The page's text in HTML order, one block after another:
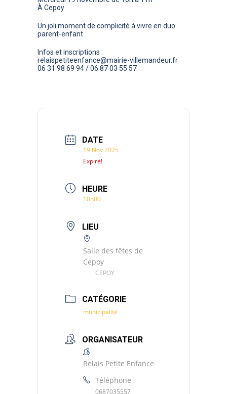
À Cepoy
Un joli moment de complicité à vivre en duo
parent-enfant
Infos et inscriptions :
relaispetiteenfance@mairie-villemandeur.fr
06 31 98 69 94 / 06 87 03 55 57
DATE
19 Nov 2025
Expiré!
HEURE
10h00
LIEU
Salle des fêtes de
Cepoy
CEPOY
CATÉGORIE
municipalité
ORGANISATEUR
Relais Petite Enfance
Téléphone
0687035557